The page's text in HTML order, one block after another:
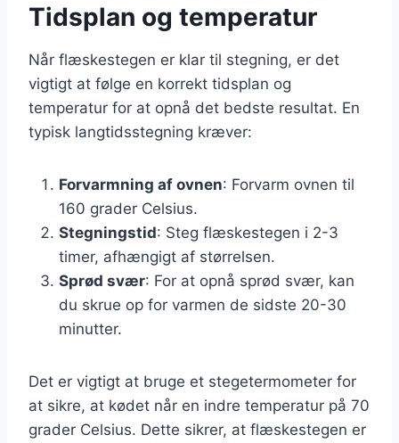
Tidsplan og temperatur
Når flæskestegen er klar til stegning, er det
vigtigt at følge en korrekt tidsplan og
temperatur for at opnå det bedste resultat. En
typisk langtidsstegning kræver:
Forvarmning af ovnen: Forvarm ovnen til
160 grader Celsius.
Stegningstid: Steg flæskestegen i 2-3
timer, afhængigt af størrelsen.
Sprød svær: For at opnå sprød svær, kan
du skrue op for varmen de sidste 20-30
minutter.
Det er vigtigt at bruge et stegetermometer for
at sikre, at kødet når en indre temperatur på 70
grader Celsius. Dette sikrer, at flæskestegen er